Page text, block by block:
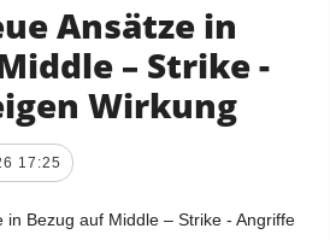
Ansätze in
– Strike -
Wirkung
17:25